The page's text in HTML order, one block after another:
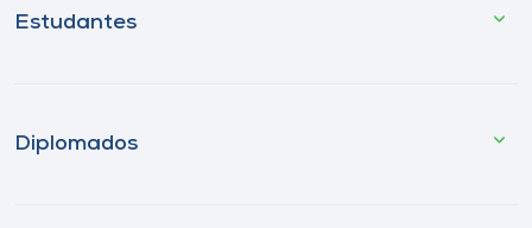
Estudantes
Diplomados